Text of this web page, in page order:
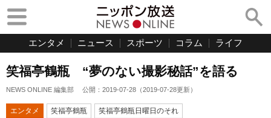
エンタメ ニュース スポーツ コラム ライフ
笑福亭鶴瓶 “夢のない撮影秘話”を語る
NEWS ONLINE 編集部 公開： 2019-07-28 （2019-07-28更新）
エンタメ 笑福亭鶴瓶 笑福亭鶴瓶日曜日のそれ